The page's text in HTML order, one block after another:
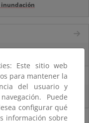
inundación
de su capacidad
Este sitio web
para mantener la
del usuario y
Puede
configurar qué
información sobre